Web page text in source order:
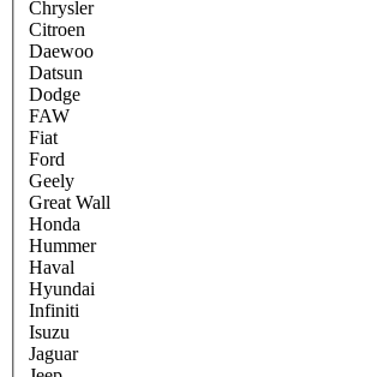
Chrysler
Citroen
Daewoo
Datsun
Dodge
FAW
Fiat
Ford
Geely
Great Wall
Honda
Hummer
Haval
Hyundai
Infiniti
Isuzu
Jaguar